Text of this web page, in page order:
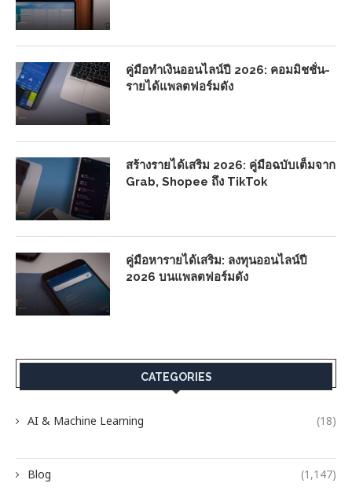
คู่มือทำเงินออนไลน์ปี 2026: คอมมิชชั่น-
รายได้แพลตฟอร์มดัง
สร้างรายได้เสริม 2026: คู่มือฉบับเต็มจาก
Grab, Shopee ถึง TikTok
คู่มือหารายได้เสริม: ลงทุนออนไลน์ปี
2026 บนแพลตฟอร์มดัง
CATEGORIES
AI & Machine Learning (18)
Blog (1,147)